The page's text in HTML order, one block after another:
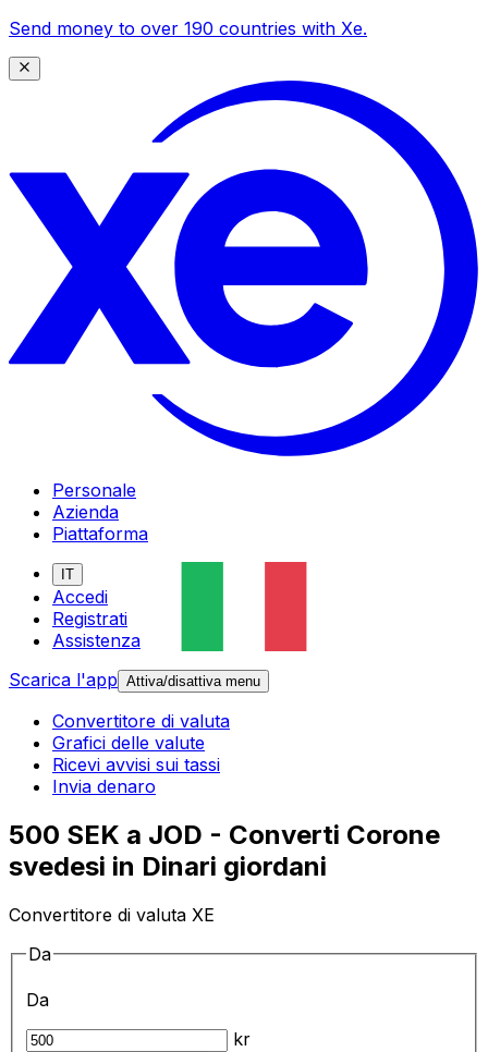
Send money to over 190 countries with Xe.
Personale
Azienda
Piattaforma
IT
Accedi
Registrati
Assistenza
Scarica l'app Attiva/disattiva menu
Convertitore di valuta
Grafici delle valute
Ricevi avvisi sui tassi
Invia denaro
500 SEK a JOD - Converti Corone
svedesi in Dinari giordani
Convertitore di valuta XE
Da
Da
kr